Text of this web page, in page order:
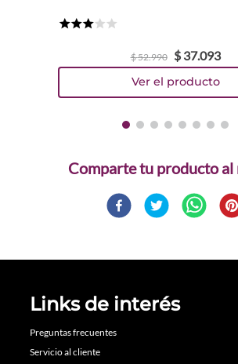
$52.990 $ 37.093
Comparte
Links de interés
Preguntas frecuentes
Servicio al cliente